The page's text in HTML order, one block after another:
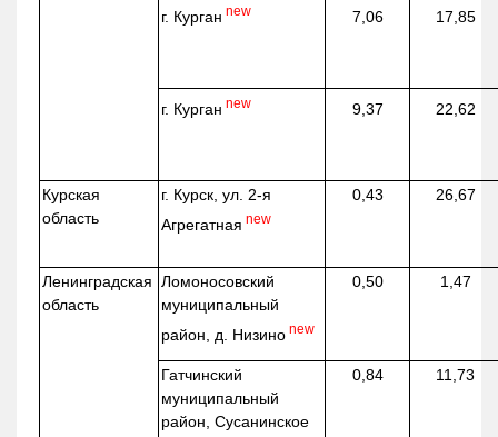
г. Курган new 7,06 17,85
г. Курган new 9,37 22,62
Курская
область
г. Курск, ул. 2-я
Агрегатная new
0,43 26,67
Ленинградская
область
Ломоносовский
муниципальный
район, д. Низино new
0,50 1,47
Гатчинский
муниципальный
район, Сусанинское
0,84 11,73